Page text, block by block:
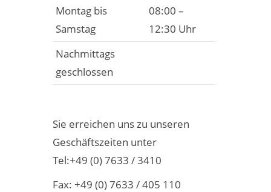
Montag bis
Samstag
08:00 –
12:30 Uhr
Nachmittags
geschlossen
Sie erreichen uns zu unseren
Geschäftszeiten unter
Tel:+49 (0) 7633 / 3410
Fax: +49 (0) 7633 / 405 110